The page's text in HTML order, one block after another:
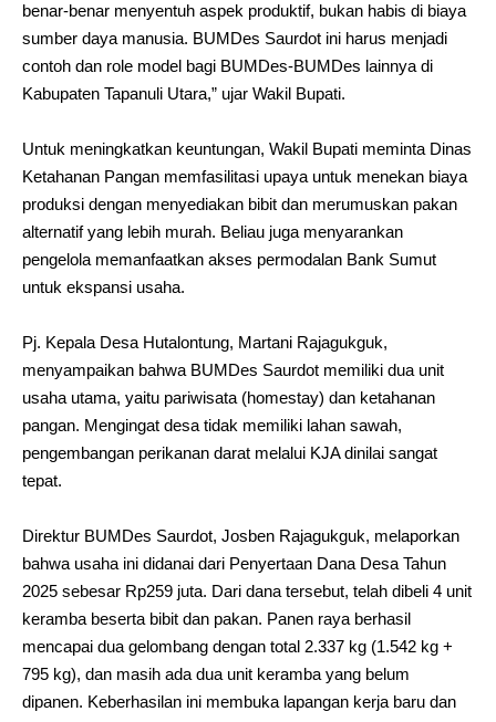
benar-benar menyentuh aspek produktif, bukan habis di biaya
sumber daya manusia. BUMDes Saurdot ini harus menjadi
contoh dan role model bagi BUMDes-BUMDes lainnya di
Kabupaten Tapanuli Utara,” ujar Wakil Bupati.
‎Untuk meningkatkan keuntungan, Wakil Bupati meminta Dinas
Ketahanan Pangan memfasilitasi upaya untuk menekan biaya
produksi dengan menyediakan bibit dan merumuskan pakan
alternatif yang lebih murah. Beliau juga menyarankan
pengelola memanfaatkan akses permodalan Bank Sumut
untuk ekspansi usaha.
‎Pj. Kepala Desa Hutalontung, Martani Rajagukguk,
menyampaikan bahwa BUMDes Saurdot memiliki dua unit
usaha utama, yaitu pariwisata (homestay) dan ketahanan
pangan. Mengingat desa tidak memiliki lahan sawah,
pengembangan perikanan darat melalui KJA dinilai sangat
tepat.
‎Direktur BUMDes Saurdot, Josben Rajagukguk, melaporkan
bahwa usaha ini didanai dari Penyertaan Dana Desa Tahun
2025 sebesar Rp259 juta. Dari dana tersebut, telah dibeli 4 unit
keramba beserta bibit dan pakan. Panen raya berhasil
mencapai dua gelombang dengan total 2.337 kg (1.542 kg +
795 kg), dan masih ada dua unit keramba yang belum
dipanen. Keberhasilan ini membuka lapangan kerja baru dan